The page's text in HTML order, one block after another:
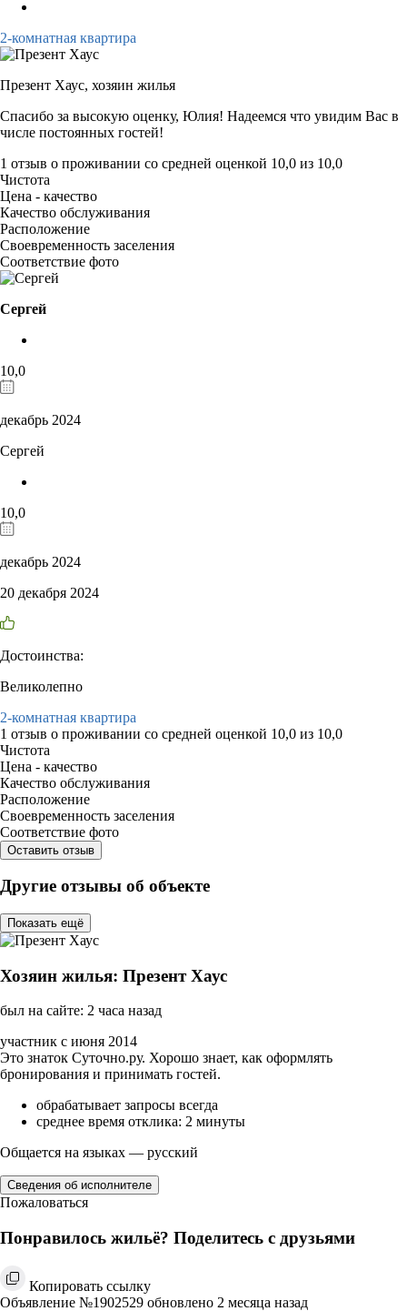
2-комнатная квартира
Презент Хаус, хозяин жилья
Спасибо за высокую оценку, Юлия! Надеемся что увидим Вас в
числе постоянных гостей!
1 отзыв о проживании со средней оценкой 10,0 из 10,0
Чистота
Цена - качество
Качество обслуживания
Расположение
Своевременность заселения
Соответствие фото
Сергей
10,0
декабрь 2024
Сергей
10,0
декабрь 2024
20 декабря 2024
Достоинства:
Великолепно
2-комнатная квартира
1 отзыв о проживании со средней оценкой 10,0 из 10,0
Чистота
Цена - качество
Качество обслуживания
Расположение
Своевременность заселения
Соответствие фото
Оставить отзыв
Другие отзывы об объекте
Показать ещё
Хозяин жилья: Презент Хаус
был на сайте: 2 часа назад
участник с июня 2014
Это знаток Суточно.ру. Хорошо знает, как оформлять
бронирования и принимать гостей.
обрабатывает запросы всегда
среднее время отклика: 2 минуты
Общается на языках — русский
Сведения об исполнителе
Пожаловаться
Понравилось жильё? Поделитесь с друзьями
Копировать ссылку
Объявление №1902529 обновлено 2 месяца назад